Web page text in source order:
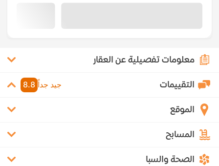
معلومات تفصيلية عن العقار
التقييمات جيد جداً 8.8
الموقع
المسابح
الصحة والسبا